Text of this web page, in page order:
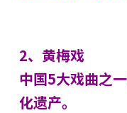
2、黄梅戏
中国5大戏曲之
化遗产。